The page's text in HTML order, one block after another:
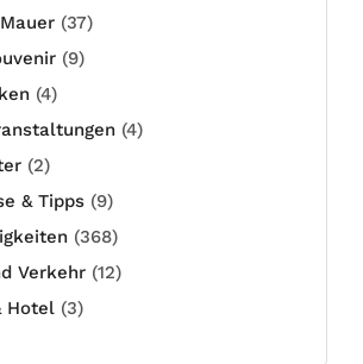
(37)
(9)
(4)
(4)
(2)
& Tipps (9)
(368)
Verkehr (12)
Hotel (3)